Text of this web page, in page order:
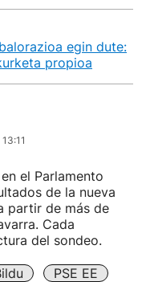
egin dute:
propioa
el Parlamento
de la nueva
partir de más de
Cada
del sondeo.
PSE EE